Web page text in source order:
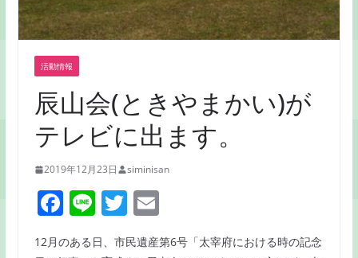
活動情報
辰山会(ときやまかい)が
テレビに出ます。
2019年12月23日 siminisan
F
a
Li
n
T
w
E
m
12月のある日、市民遺産第6号「太宰府における時の記念